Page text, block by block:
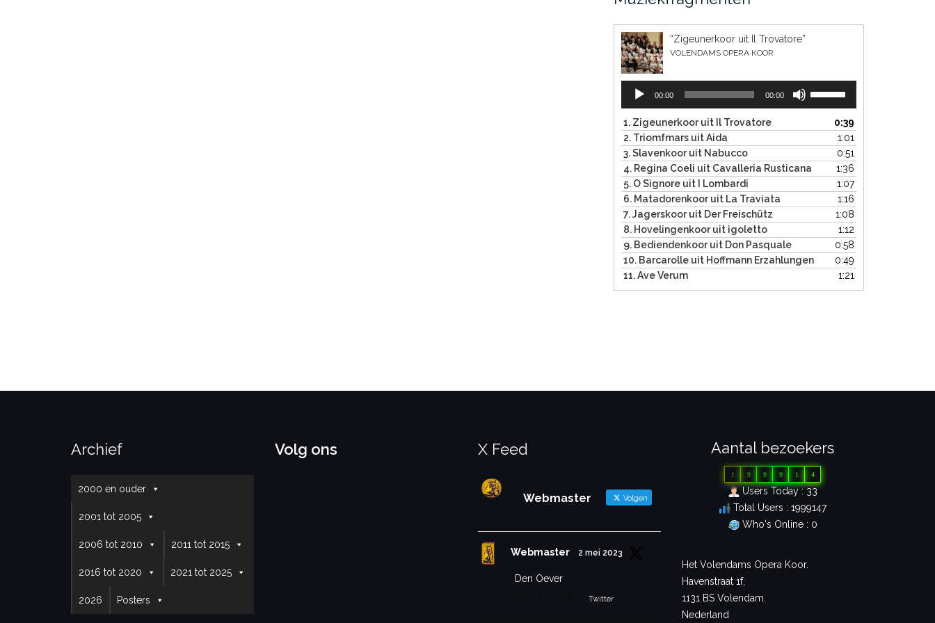
“Zigeunerkoor uit Il Trovatore”
VOLENDAMS OPERA KOOR
Audiospeler
00:00 00:00
Omhoog/Omlaag
om
het
volume
te
verhogen
verlagen.
1. Zigeunerkoor uit Il Trovatore
0:39
2. Triomfmars uit Aida
1:01
3. Slavenkoor uit Nabucco
0:51
4. Regina Coeli uit Cavalleria Rusticana
1:36
5. O Signore uit I Lombardi
1:07
6. Matadorenkoor uit La Traviata
1:16
7. Jagerskoor uit Der Freischütz
1:08
8. Hovelingenkoor uit igoletto
1:12
9. Bediendenkoor uit Don Pasquale
0:58
10. Barcarolle uit Hoffmann Erzahlungen
0:49
11. Ave Verum
1:21
Archief
2000 en ouder
2001 tot 2005
2006 tot 2010 2011 tot 2015
2016 tot 2020 2021 tot 2025
2026 Posters
Volg ons X Feed
Webmaster Volgen
Webmaster 2 mei 2023
Den Oever
Twitter
Aantal bezoekers
1 9 9 9 1 4
Users Today : 33
Total Users : 1999147
Who's Online : 0
Het Volendams Opera Koor.
Havenstraat 1f,
1131 BS Volendam.
Nederland